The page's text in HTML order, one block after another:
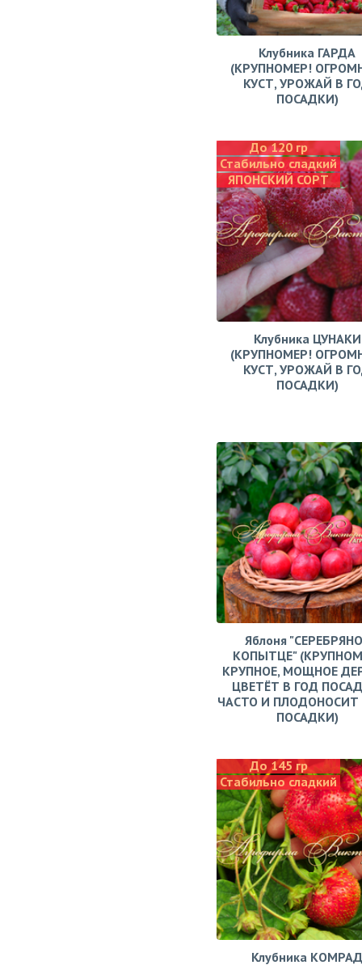
Клубника ГАРДА
(КРУПНОМЕР!
КУСТ, УРОЖАЙ В
ПОСАДКИ)
До 120 гр
Стабильно сладкий
ЯПОНСКИЙ СОРТ
Клубника ЦУНАКИ
(КРУПНОМЕР!
КУСТ, УРОЖАЙ В
ПОСАДКИ)
Яблоня
КОПЫТЦЕ"
КРУПНОЕ, МОЩНОЕ
ЦВЕТЁТ В ГОД
ЧАСТО И ПЛОДОНОСИТ
ПОСАДКИ)
До 145 гр
Стабильно сладкий
Клубника КОМРАД